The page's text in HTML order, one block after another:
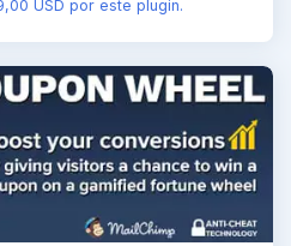
USD por este plugin.